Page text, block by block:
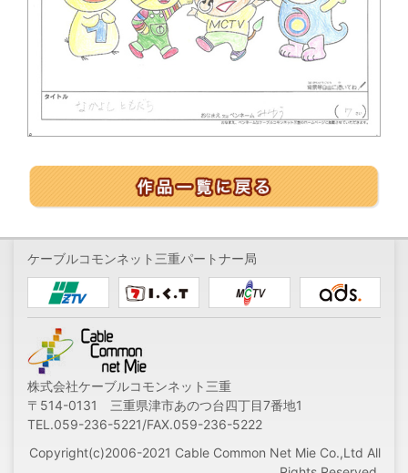
ケーブルコモンネット三重パートナー局
株式会社ケーブルコモンネット三重
〒514-0131 三重県津市あのつ台四丁目7番地1
TEL.059-236-5221/FAX.059-236-5222
Copyright(c)2006-2021 Cable Common Net Mie Co.,Ltd All